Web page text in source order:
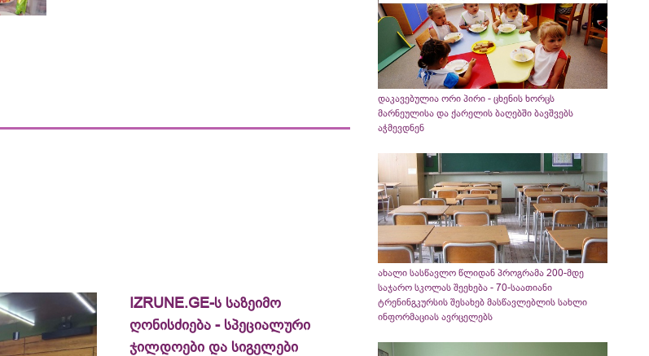
IZRUNE.GE-ს საზეიმო
ღონისძიება - სპეციალური
ჯილდოები და სიგელები
დაკავებულია ორი პირი - ცხენის ხორცს
მარნეულისა და ქარელის ბაღებში ბავშვებს
აჭმევდნენ
ახალი სასწავლო წლიდან პროგრამა 200-მდე
საჯარო სკოლას შეეხება - 70-საათიანი
ტრენინგკურსის შესახებ მასწავლებლის სახლი
ინფორმაციას ავრცელებს